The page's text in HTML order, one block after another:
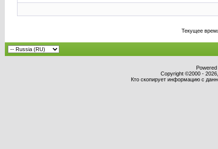
Текущее
Copyright ©2000 -
Кто скопирует информацию с